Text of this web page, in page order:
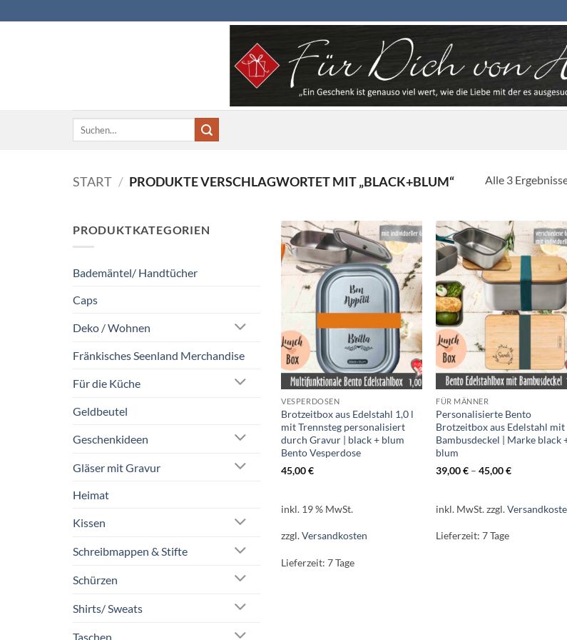
Inhalt
Suchen
START / PRODUKTE VERSCHLAGWORTET MIT „BLACK+BLUM“ Alle 3
PRODUKTKATEGORIEN
Bademäntel/ Handtücher
Caps
Deko / Wohnen
Fränkisches Seenland Merchandise
Für die Küche
Geldbeutel
Geschenkideen
Gläser mit Gravur
Heimat
Kissen
Schreibmappen & Stifte
Schürzen
Shirts/ Sweats
Taschen
VESPERDOSEN
Brotzeitbox aus Edelstahl 1,0 l
mit Trennsteg personalisiert
durch Gravur | black + blum
Bento Vesperdose
45,00€
inkl. 19 % MwSt.
zzgl.Versandkosten
Lieferzeit:7 Tage
FÜR MÄNNER
Personalisierte Bento
Brotzeitbox aus Edelstahl mit
Bambusdeckel | Marke black
blum
39,00€ –45,00€
inkl. MwSt.zzgl.
Lieferzeit:7 Tage